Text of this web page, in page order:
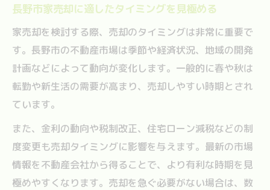
長野市家売却に適したタイミングを見極める
家売却を検討する際、売却のタイミングは非常に重要で
す。長野市の不動産市場は季節や経済状況、地域の開発
計画などによって動向が変化します。一般的に春や秋は
転勤や新生活の需要が高まり、売却しやすい時期とされ
ています。
また、金利の動向や税制改正、住宅ローン減税などの制
度変更も売却タイミングに影響を与えます。最新の市場
情報を不動産会社から得ることで、より有利な時期を見
極めやすくなります。売却を急ぐ必要がない場合は、数